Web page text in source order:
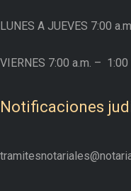
LUNES A JUEVES 7:00
VIERNES 7:00 a.m. – 1:00
Notificaciones